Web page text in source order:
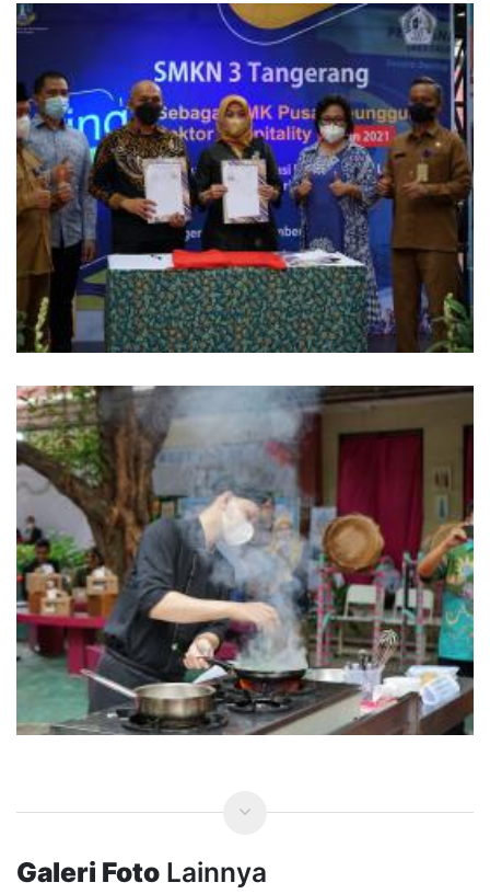
Galeri Foto Lainnya